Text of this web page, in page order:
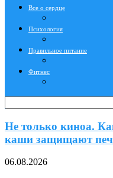
Все о сердце
Психология
Правильное питание
Фитнес
Не только киноа.
каши защищают
06.08.2026